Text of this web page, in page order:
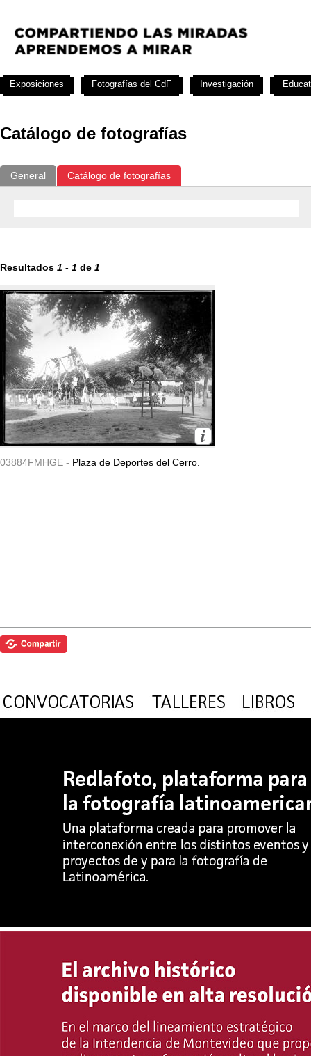
Catálogo de fotografías
General Catálogo de fotografías
Resultados 1 - 1 de 1
03884FMHGE - Plaza de Deportes del Cerro.
Exposiciones Fotografías del CdF Investigación